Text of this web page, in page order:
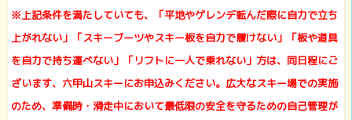
※上記条件を満たしていても、「平地やゲレンデ転んだ際に自力で立ち
上がれない」「スキーブーツやスキー板を自力で履けない」「板や道具
を自力で持ち運べない」「リフトに一人で乗れない」方は、同日程にご
ざいます、六甲山スキーにお申込みください。広大なスキー場での実施
のため、準備時・滑走中において最低限の安全を守るための自己管理が